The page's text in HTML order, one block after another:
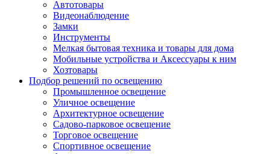
Автотовары
Видеонаблюдение
Замки
Инструменты
Мелкая бытовая техника и товары для дома
Мобильные устройства и Аксессуары к ним
Хозтовары
Подбор решений по освещению
Промышленное освещение
Уличное освещение
Архитектурное освещение
Садово-парковое освещение
Торговое освещение
Спортивное освещение